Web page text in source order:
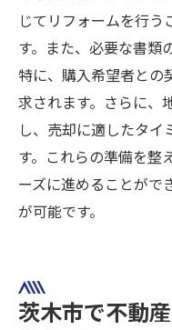
じてリフォームを行う
す。また、必要な書類
特に、購入希望者との
求されます。さらに、
し、売却に適したタイ
す。これらの準備を整
ーズに進めることがで
が可能です。
茨木市で不動